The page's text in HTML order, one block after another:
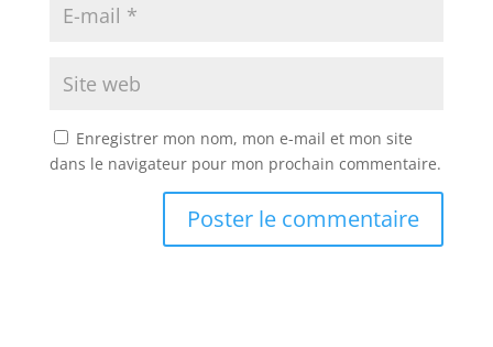
Enregistrer mon nom, mon e-mail et mon site
dans le navigateur pour mon prochain commentaire.